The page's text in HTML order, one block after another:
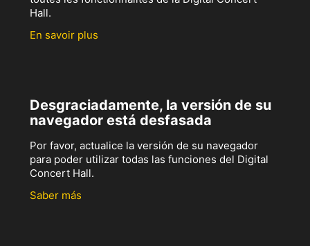
Hall.
En savoir plus
Desgraciadamente, la versión de su
navegador está desfasada
Por favor, actualice la versión de su navegador
para poder utilizar todas las funciones del Digital
Concert Hall.
Saber más